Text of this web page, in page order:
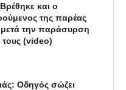
και ο
της παρέας
την παράσυρση
τους (video)
Οδηγός σώζει